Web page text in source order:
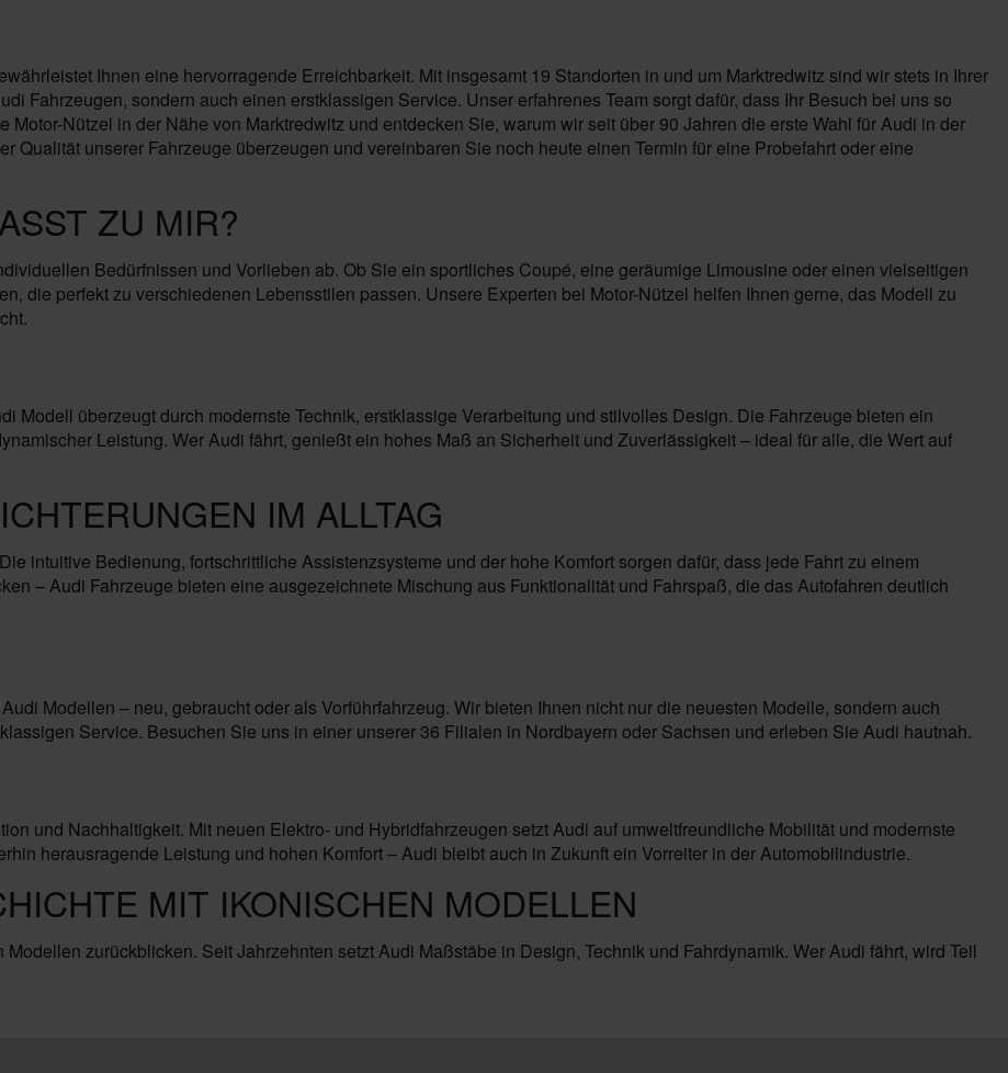
Ihnen eine hervorragende Erreichbarkeit. Mit insgesamt 19 Standorten in und um Marktredwitz sind wir stets in Ihrer
Fahrzeugen, sondern auch einen erstklassigen Service. Unser erfahrenes Team sorgt dafür, dass Ihr Besuch bei uns so
Nützel in der Nähe von Marktredwitz und entdecken Sie, warum wir seit über 90 Jahren die erste Wahl für Audi in der
Qualität unserer Fahrzeuge überzeugen und vereinbaren Sie noch heute einen Termin für eine Probefahrt oder eine
ZU MIR?
Bedürfnissen und Vorlieben ab. Ob Sie ein sportliches Coupé, eine geräumige Limousine oder einen vielseitigen
die perfekt zu verschiedenen Lebensstilen passen. Unsere Experten bei Motor-Nützel helfen Ihnen gerne, das Modell zu
Modell überzeugt durch modernste Technik, erstklassige Verarbeitung und stilvolles Design. Die Fahrzeuge bieten ein
Leistung. Wer Audi fährt, genießt ein hohes Maß an Sicherheit und Zuverlässigkeit – ideal für alle, die Wert auf
IM ALLTAG
intuitive Bedienung, fortschrittliche Assistenzsysteme und der hohe Komfort sorgen dafür, dass jede Fahrt zu einem
– Audi Fahrzeuge bieten eine ausgezeichnete Mischung aus Funktionalität und Fahrspaß, die das Autofahren deutlich
Modellen – neu, gebraucht oder als Vorführfahrzeug. Wir bieten Ihnen nicht nur die neuesten Modelle, sondern auch
Service. Besuchen Sie uns in einer unserer 36 Filialen in Nordbayern oder Sachsen und erleben Sie Audi hautnah.
und Nachhaltigkeit. Mit neuen Elektro- und Hybridfahrzeugen setzt Audi auf umweltfreundliche Mobilität und modernste
herausragende Leistung und hohen Komfort – Audi bleibt auch in Zukunft ein Vorreiter in der Automobilindustrie.
MIT IKONISCHEN MODELLEN
zurückblicken. Seit Jahrzehnten setzt Audi Maßstäbe in Design, Technik und Fahrdynamik. Wer Audi fährt, wird Teil